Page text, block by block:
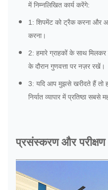
में निम्नलिखित कार्य करेंगे:
1: शिपमेंट को ट्रैक करना और
करना।
2: हमारे ग्राहकों के साथ
के दौरान गुणवत्ता पर नज़र रखें।
3: यदि आप मुझसे खरीदते हैं तो
निर्यात व्यापार में प्रतिष्ठा सबसे
प्रसंस्करण और परीक्षण